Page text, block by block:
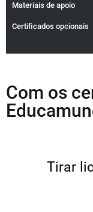
Materiais de apoio
Certificados opcionais
Com os
Tirar